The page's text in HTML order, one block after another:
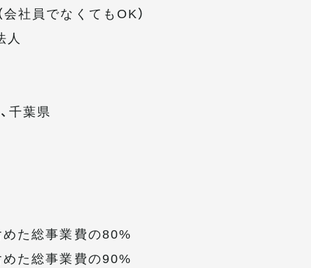
社員でなくてもOK）
人
千葉県
めた総事業費の80%
めた総事業費の90%